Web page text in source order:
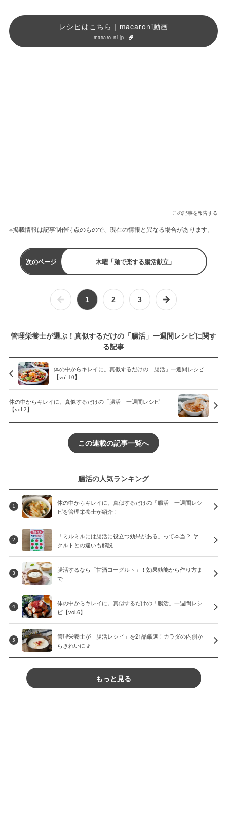
レシピはこちら｜macaroni動画
macaro-ni.jp
この記事を報告する
※掲載情報は記事制作時点のもので、現在の情報と異なる場合があります。
次のページ 木曜「麺で楽する腸活献立」
1 2 3
管理栄養士が選ぶ！真似するだけの「腸活」一週間レシピに関す
る記事
体の中からキレイに。真似するだけの「腸活」一週間レシピ
【vol.10】
体の中からキレイに。真似するだけの「腸活」一週間レシピ
【vol.2】
この連載の記事一覧へ
腸活の人気ランキング
1
体の中からキレイに。真似するだけの「腸活」一週間レシ
ピを管理栄養士が紹介！
2
「ミルミルには腸活に役立つ効果がある」って本当？ ヤ
クルトとの違いも解説
3
腸活するなら「甘酒ヨーグルト」！効果効能から作り方ま
で
4
体の中からキレイに。真似するだけの「腸活」一週間レシ
ピ【vol.6】
5
管理栄養士が「腸活レシピ」を21品厳選！カラダの内側か
らきれいに ♪
もっと見る